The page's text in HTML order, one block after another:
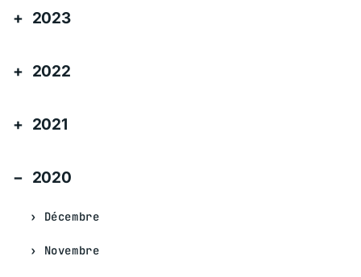
2023
2022
2021
2020
Décembre
Novembre